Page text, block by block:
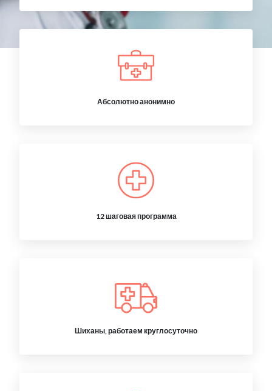
Абсолютно анонимно
12 шаговая программа
Шиханы, работаем круглосуточно